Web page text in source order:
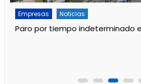
Empresas Noticias
Por mejoras en el servicio cortan